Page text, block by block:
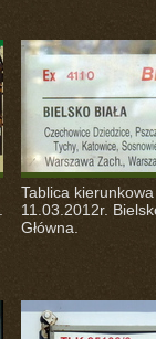
Tablica
11.03.2012r.
Główna.